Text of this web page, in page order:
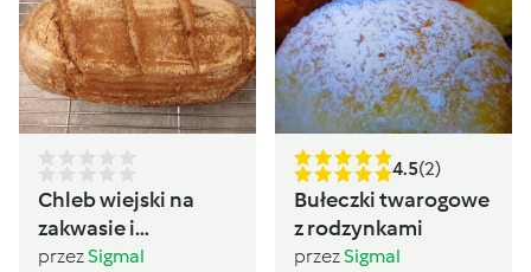
Chleb wiejski na
zakwasie i
drożdżach
przezSigmal
4.5(2)
Bułeczki twarogowe
z rodzynkami
przezSigmal